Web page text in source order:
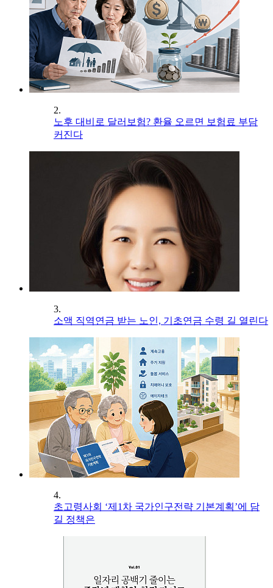
2.
노후 대비로 달러보험? 환율 오르면 보험료 부담
커진다
3.
소액 직역연금 받는 노인, 기초연금 수령 길 열린다
4.
초고령사회 ‘제1차 국가인구전략 기본계획’에 담
길 정책은